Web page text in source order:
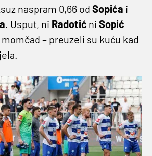
naspram 0,66 od Sopića i
. Usput, ni Radotić ni Sopić
– preuzeli su kuću kad